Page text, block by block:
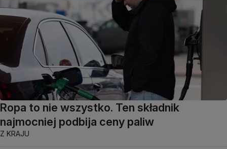
Ropa to nie wszystko. Ten składnik
najmocniej podbija ceny paliw
Z KRAJU